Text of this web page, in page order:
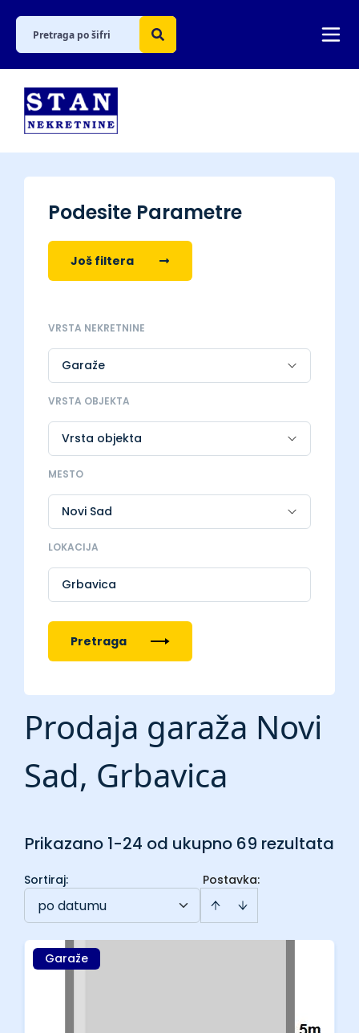
Podesite Parametre
Još filtera
VRSTA NEKRETNINE
VRSTA OBJEKTA
MESTO
LOKACIJA
Grbavica
Pretraga
Prodaja garaža Novi
Sad, Grbavica
Prikazano 1-24 od ukupno 69 rezultata
Postavka:
Sortiraj:
po datumu
Garaže